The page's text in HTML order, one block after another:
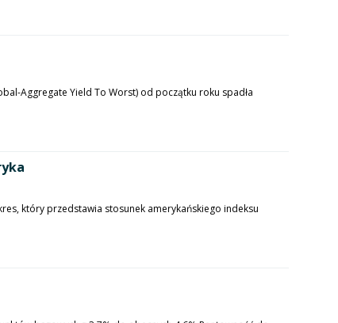
Aggregate Yield To Worst) od początku roku spadła
który przedstawia stosunek amerykańskiego indeksu